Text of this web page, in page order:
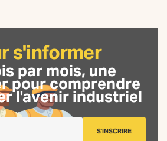
s'informer
par mois, une
pour comprendre
l'avenir industriel
S'INSCRIRE